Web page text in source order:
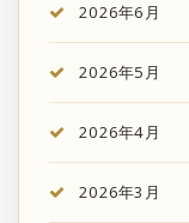
2026年6月
2026年5月
2026年4月
2026年3月